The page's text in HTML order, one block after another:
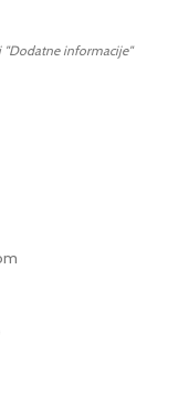
"Dodatne informacije"